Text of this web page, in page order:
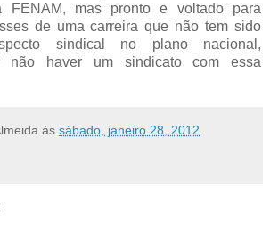
FENAM, mas pronto e voltado para
de uma carreira que não tem sido
sindical no plano nacional,
não haver um sindicato com essa
às sábado, janeiro 28, 2012